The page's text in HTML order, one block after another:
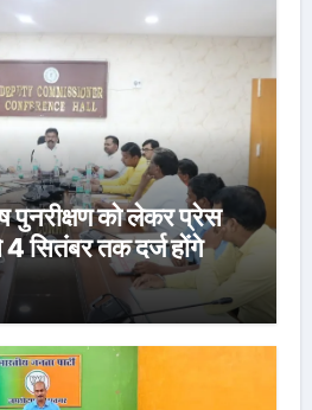
पुनरीक्षण को लेकर प्रेस
सितंबर तक दर्ज होंगे